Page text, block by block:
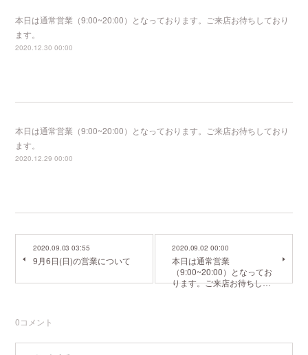
本日は通常営業（9:00~20:00）となっております。ご来店お待ちしており
ます。
2020.12.30 00:00
本日は通常営業（9:00~20:00）となっております。ご来店お待ちしており
ます。
2020.12.29 00:00
2020.09.03 03:55
9月6日(日)の営業について
2020.09.02 00:00
本日は通常営業
（9:00~20:00）となってお
ります。ご来店お待ちし…
0コメント